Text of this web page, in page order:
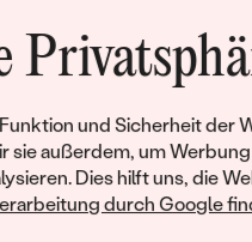
und Sicherheit der
sie außerdem, um Werbung
Dies hilft uns, die
durch Google
KARATGEWICHT:
REINHEIT:
FARBE:
Rabatt auf
Werden Sie Teil
und entdecken Sie die
gefertigten Schmucks